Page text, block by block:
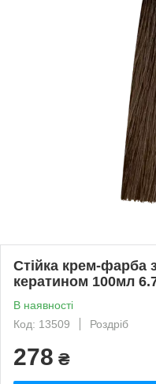
Стійка крем-фарба
кератином 100мл
В наявності
Код: 13509
Роздріб
278 ₴